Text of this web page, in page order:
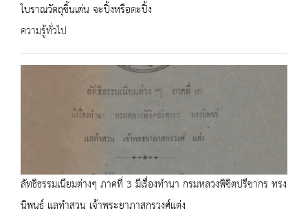
โบราณวัตถุชิ้นเด่น จะปิ้งหรือตะปิ้ง
ความรู้ทั่วไป
ลัทธิธรรมเนียมต่างๆ ภาคที่ 3 มีเรื่องทำนา กรมหลวงพิชิตปรีชากร ทรง
นิพนธ์ แลทำสวน เจ้าพระยาภาสกรวงศ์แต่ง